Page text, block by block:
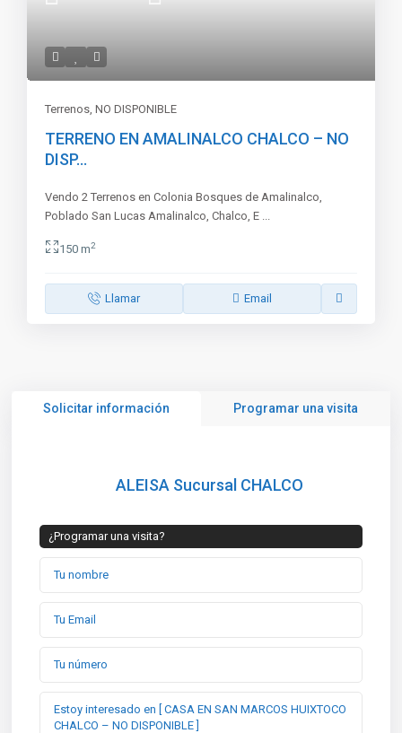
Terrenos ,NO DISPONIBLE
TERRENO EN AMALINALCO CHALCO – NO
DISP...
Vendo 2 Terrenos en Colonia Bosques de Amalinalco,
Poblado San Lucas Amalinalco, Chalco, E
150 m2
Llamar Email
Solicitar información Programar una visita
ALEISA Sucursal CHALCO
¿Programar una visita?